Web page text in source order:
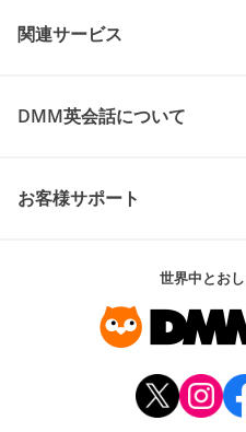
関連サービス
DMM英会話について
お客様サポート
世界中とお